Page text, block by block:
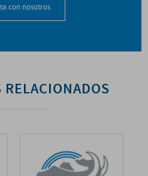
con nosotros
RELACIONADOS